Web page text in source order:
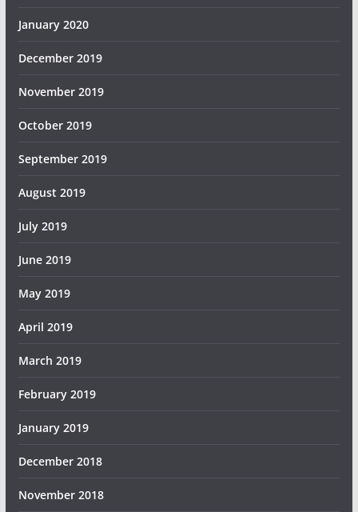
January 2020
December 2019
November 2019
October 2019
September 2019
August 2019
July 2019
June 2019
May 2019
April 2019
March 2019
February 2019
January 2019
December 2018
November 2018